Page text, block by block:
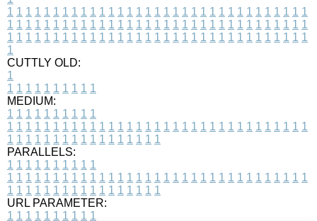
1 1 1 1 1 1 1 1 1 1 1 1 1 1 1 1 1 1 1 1 1 1 1 1 1 1 1 1 1 1 1 1 1
1 1 1 1 1 1 1 1 1 1 1 1 1 1 1 1 1 1 1 1 1 1 1 1 1 1 1 1 1 1 1 1 1
1 1 1 1 1 1 1 1 1 1 1 1 1 1 1 1 1 1 1 1 1 1 1 1 1 1 1 1 1 1 1 1 1
1
CUTTLY OLD:
1
1 1 1 1 1 1 1 1 1 1
MEDIUM:
1 1 1 1 1 1 1 1 1 1
1 1 1 1 1 1 1 1 1 1 1 1 1 1 1 1 1 1 1 1 1 1 1 1 1 1 1 1 1 1 1 1 1
1 1 1 1 1 1 1 1 1 1 1 1 1 1 1 1 1
PARALLELS:
1 1 1 1 1 1 1 1 1 1
1 1 1 1 1 1 1 1 1 1 1 1 1 1 1 1 1 1 1 1 1 1 1 1 1 1 1 1 1 1 1 1 1
1 1 1 1 1 1 1 1 1 1 1 1 1 1 1 1 1
URL PARAMETER:
1 1 1 1 1 1 1 1 1 1